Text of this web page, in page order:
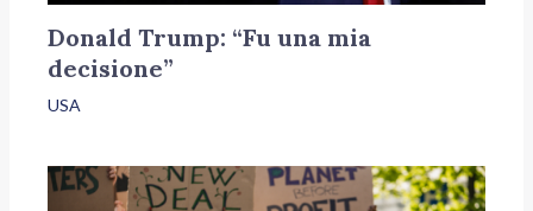
Donald Trump: “Fu una mia
decisione”
USA